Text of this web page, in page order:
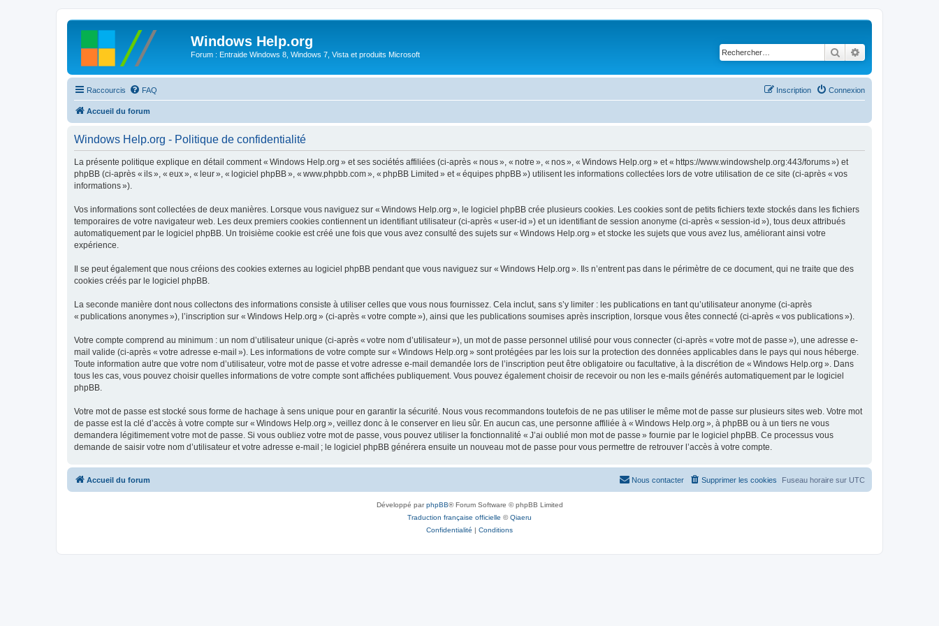
Windows Help.org
Forum : Entraide Windows 8, Windows 7, Vista et produits Microsoft Rechercher
Raccourcis FAQ Connexion
Inscription
Accueil du forum
Windows Help.org - Politique de confidentialité
La présente politique explique en détail comment « Windows Help.org » et ses sociétés affiliées (ci-après « nous », « notre », « nos », « Windows Help.org » et « https://www.windowshelp.org:443/forums ») et
phpBB (ci-après « ils », « eux », « leur », « logiciel phpBB », « www.phpbb.com », « phpBB Limited » et « équipes phpBB ») utilisent les informations collectées lors de votre utilisation de ce site (ci-après « vos
informations »).
Vos informations sont collectées de deux manières. Lorsque vous naviguez sur « Windows Help.org », le logiciel phpBB crée plusieurs cookies. Les cookies sont de petits fichiers texte stockés dans les fichiers
temporaires de votre navigateur web. Les deux premiers cookies contiennent un identifiant utilisateur (ci-après « user-id ») et un identifiant de session anonyme (ci-après « session-id »), tous deux attribués
automatiquement par le logiciel phpBB. Un troisième cookie est créé une fois que vous avez consulté des sujets sur « Windows Help.org » et stocke les sujets que vous avez lus, améliorant ainsi votre
expérience.
Il se peut également que nous créions des cookies externes au logiciel phpBB pendant que vous naviguez sur « Windows Help.org ». Ils n’entrent pas dans le périmètre de ce document, qui ne traite que des
cookies créés par le logiciel phpBB.
La seconde manière dont nous collectons des informations consiste à utiliser celles que vous nous fournissez. Cela inclut, sans s’y limiter : les publications en tant qu’utilisateur anonyme (ci-après
« publications anonymes »), l’inscription sur « Windows Help.org » (ci-après « votre compte »), ainsi que les publications soumises après inscription, lorsque vous êtes connecté (ci-après « vos publications »).
Votre compte comprend au minimum : un nom d’utilisateur unique (ci-après « votre nom d’utilisateur »), un mot de passe personnel utilisé pour vous connecter (ci-après « votre mot de passe »), une adresse e-
mail valide (ci-après « votre adresse e-mail »). Les informations de votre compte sur « Windows Help.org » sont protégées par les lois sur la protection des données applicables dans le pays qui nous héberge.
Toute information autre que votre nom d’utilisateur, votre mot de passe et votre adresse e-mail demandée lors de l’inscription peut être obligatoire ou facultative, à la discrétion de « Windows Help.org ». Dans
tous les cas, vous pouvez choisir quelles informations de votre compte sont affichées publiquement. Vous pouvez également choisir de recevoir ou non les e-mails générés automatiquement par le logiciel
phpBB.
Votre mot de passe est stocké sous forme de hachage à sens unique pour en garantir la sécurité. Nous vous recommandons toutefois de ne pas utiliser le même mot de passe sur plusieurs sites web. Votre mot
de passe est la clé d’accès à votre compte sur « Windows Help.org », veillez donc à le conserver en lieu sûr. En aucun cas, une personne affiliée à « Windows Help.org », à phpBB ou à un tiers ne vous
demandera légitimement votre mot de passe. Si vous oubliez votre mot de passe, vous pouvez utiliser la fonctionnalité « J’ai oublié mon mot de passe » fournie par le logiciel phpBB. Ce processus vous
demande de saisir votre nom d’utilisateur et votre adresse e-mail ; le logiciel phpBB générera ensuite un nouveau mot de passe pour vous permettre de retrouver l’accès à votre compte.
Accueil du forum Fuseau horaire sur UTC
Supprimer les cookies
Nous contacter
Développé parphpBB® Forum Software © phpBB Limited
Traduction française officielle ©Qiaeru
Confidentialité | Conditions